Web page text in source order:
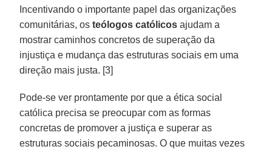
Incentivando o importante papel das organizações
comunitárias, osteólogos católicos ajudam a
mostrar caminhos concretos de superação da
injustiça e mudança das estruturas sociais em uma
direção mais justa. [3]
Pode-se ver prontamente por que a ética social
católica precisa se preocupar com as formas
concretas de promover a justiça e superar as
estruturas sociais pecaminosas. O que muitas vezes